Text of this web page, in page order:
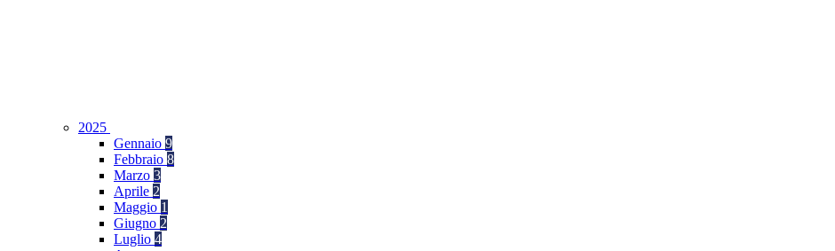
2025
Gennaio 9
Febbraio 8
Marzo 3
Aprile 2
Maggio 1
Giugno 2
Luglio 4